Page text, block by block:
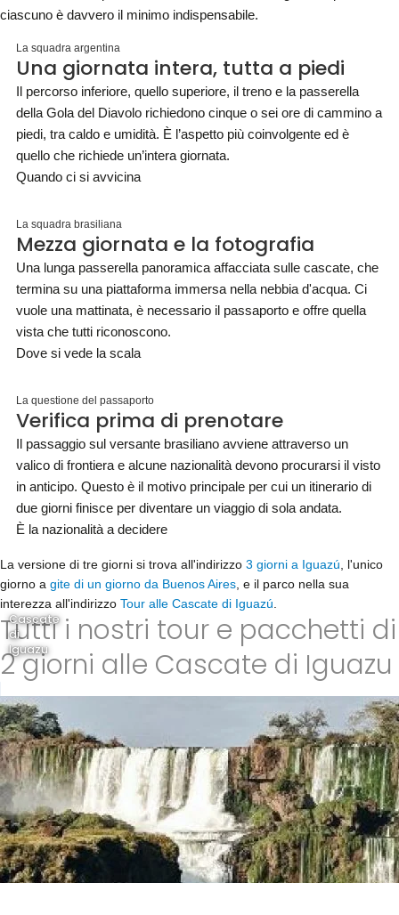
ciascuno è davvero il minimo indispensabile.
La squadra argentina
Una giornata intera, tutta a piedi
Il percorso inferiore, quello superiore, il treno e la passerella
della Gola del Diavolo richiedono cinque o sei ore di cammino a
piedi, tra caldo e umidità. È l’aspetto più coinvolgente ed è
quello che richiede un’intera giornata.
Quando ci si avvicina
La squadra brasiliana
Mezza giornata e la fotografia
Una lunga passerella panoramica affacciata sulle cascate, che
termina su una piattaforma immersa nella nebbia d'acqua. Ci
vuole una mattinata, è necessario il passaporto e offre quella
vista che tutti riconoscono.
Dove si vede la scala
La questione del passaporto
Verifica prima di prenotare
Il passaggio sul versante brasiliano avviene attraverso un
valico di frontiera e alcune nazionalità devono procurarsi il visto
in anticipo. Questo è il motivo principale per cui un itinerario di
due giorni finisce per diventare un viaggio di sola andata.
È la nazionalità a decidere
La versione di tre giorni si trova all'indirizzo 3 giorni a Iguazú , l'unico
giorno a gite di un giorno da Buenos Aires , e il parco nella sua
interezza all'indirizzo Tour alle Cascate di Iguazú
Tutti i nostri tour e pacchetti di
2 giorni alle Cascate di Iguazu
Cascate
di
Iguazu